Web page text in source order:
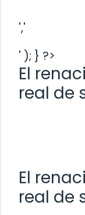
','
' ); } ?>
El
real de
El
real de